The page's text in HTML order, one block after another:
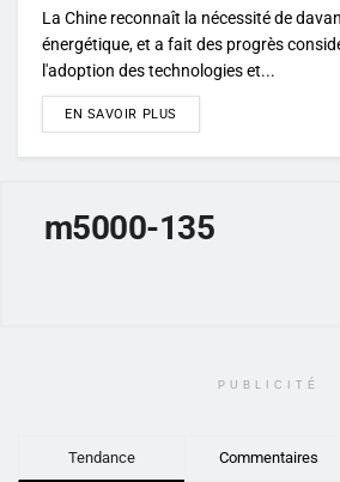
La Chine reconnaît la nécessité de
énergétique, et a fait des progrès
l'adoption des technologies et...
EN SAVOIR PLUS
m5000-135
PUBLICITÉ
Tendance Commentaires